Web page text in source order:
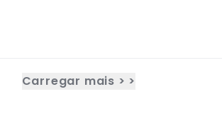
Carregar mais > >